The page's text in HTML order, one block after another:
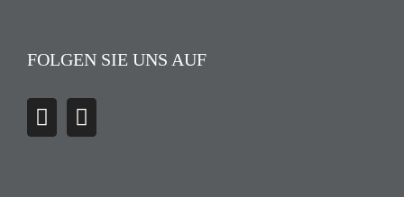
FOLGEN SIE UNS AUF